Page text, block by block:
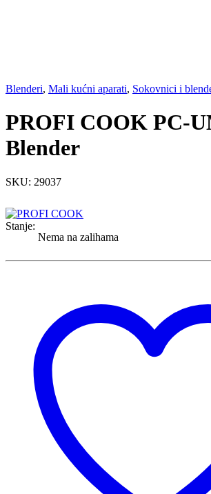
Blenderi, Mali kućni aparati, Sokovnici i
PROFI COOK PC-
Blender
SKU: 29037
Stanje:
Nema na zalihama